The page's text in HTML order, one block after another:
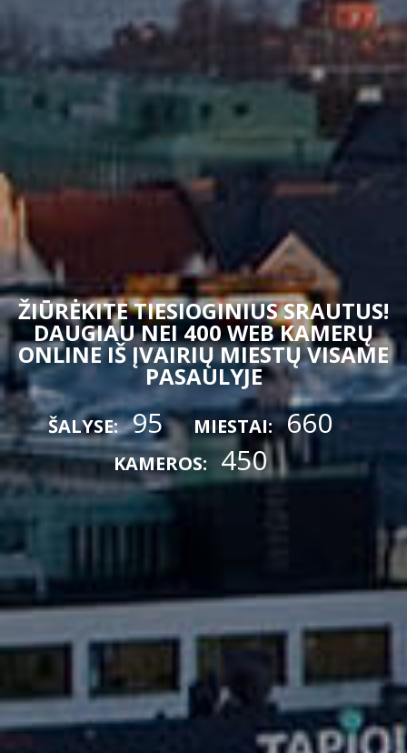
ŽIŪRĖKITE TIESIOGINIUS SRAUTUS!
DAUGIAU NEI 400 WEB KAMERŲ
ONLINE IŠ ĮVAIRIŲ MIESTŲ VISAME
PASAULYJE
ŠALYSE: 95 MIESTAI: 660
KAMEROS: 450